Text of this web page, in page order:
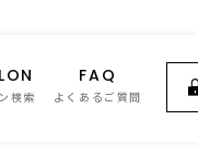
検索
FAQ
よくあるご質問